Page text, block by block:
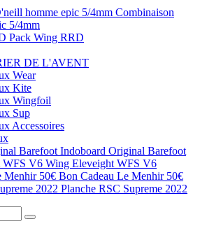
Combinaison
5/4mm
Pack Wing RRD
DE L'AVENT
Wear
Kite
Wingfoil
Sup
Accessoires
Indoboard Original Barefoot
Wing Eleveight WFS V6
Bon Cadeau Le Menhir 50€
Planche RSC Supreme 2022